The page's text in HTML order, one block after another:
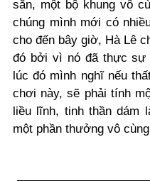
sẵn, một bộ khung vô
chúng mình mới có
cho đến bây giờ, Hà Lê
đó bởi vì nó đã thực sự
lúc đó mình nghĩ nếu
chơi này, sẽ phải tính
liều lĩnh, tinh thần dám
một phần thưởng vô